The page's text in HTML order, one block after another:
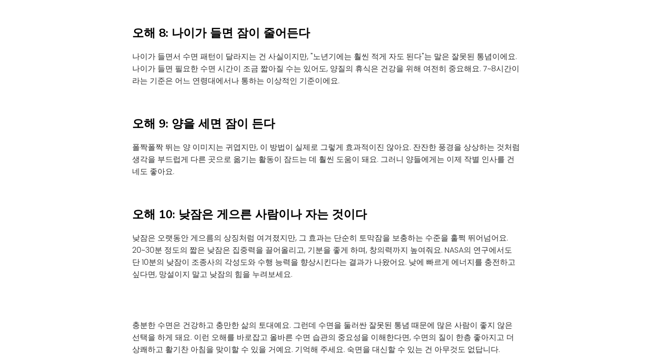
오해 8: 나이가 들면 잠이 줄어든다
나이가 들면서 수면 패턴이 달라지는 건 사실이지만, "노년기에는 훨씬 적게 자도 된다"는 말은 잘못된 통념이에요.
나이가 들면 필요한 수면 시간이 조금 짧아질 수는 있어도, 양질의 휴식은 건강을 위해 여전히 중요해요. 7~8시간이
라는 기준은 어느 연령대에서나 통하는 이상적인 기준이에요.
오해 9: 양을 세면 잠이 든다
폴짝폴짝 뛰는 양 이미지는 귀엽지만, 이 방법이 실제로 그렇게 효과적이진 않아요. 잔잔한 풍경을 상상하는 것처럼
생각을 부드럽게 다른 곳으로 옮기는 활동이 잠드는 데 훨씬 도움이 돼요. 그러니 양들에게는 이제 작별 인사를 건
네도 좋아요.
오해 10: 낮잠은 게으른 사람이나 자는 것이다
낮잠은 오랫동안 게으름의 상징처럼 여겨졌지만, 그 효과는 단순히 토막잠을 보충하는 수준을 훌쩍 뛰어넘어요.
20~30분 정도의 짧은 낮잠은 집중력을 끌어올리고, 기분을 좋게 하며, 창의력까지 높여줘요. NASA의 연구에서도
단 10분의 낮잠이 조종사의 각성도와 수행 능력을 향상시킨다는 결과가 나왔어요. 낮에 빠르게 에너지를 충전하고
싶다면, 망설이지 말고 낮잠의 힘을 누려보세요.
충분한 수면은 건강하고 충만한 삶의 토대예요. 그런데 수면을 둘러싼 잘못된 통념 때문에 많은 사람이 좋지 않은
선택을 하게 돼요. 이런 오해를 바로잡고 올바른 수면 습관의 중요성을 이해한다면, 수면의 질이 한층 좋아지고 더
상쾌하고 활기찬 아침을 맞이할 수 있을 거예요. 기억해 주세요. 숙면을 대신할 수 있는 건 아무것도 없답니다.